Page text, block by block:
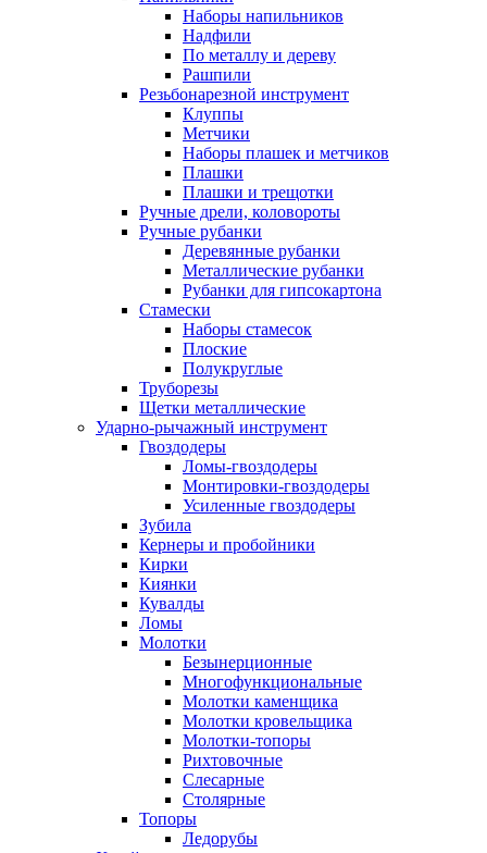
Наборы напильников
Надфили
По металлу и дереву
Рашпили
Резьбонарезной инструмент
Клуппы
Метчики
Наборы плашек и метчиков
Плашки
Плашки и трещотки
Ручные дрели, коловороты
Ручные рубанки
Деревянные рубанки
Металлические рубанки
Рубанки для гипсокартона
Стамески
Наборы стамесок
Плоские
Полукруглые
Труборезы
Щетки металлические
Ударно-рычажный инструмент
Гвоздодеры
Ломы-гвоздодеры
Монтировки-гвоздодеры
Усиленные гвоздодеры
Зубила
Кернеры и пробойники
Кирки
Киянки
Кувалды
Ломы
Молотки
Безынерционные
Многофункциональные
Молотки каменщика
Молотки кровельщика
Молотки-топоры
Рихтовочные
Слесарные
Столярные
Топоры
Ледорубы